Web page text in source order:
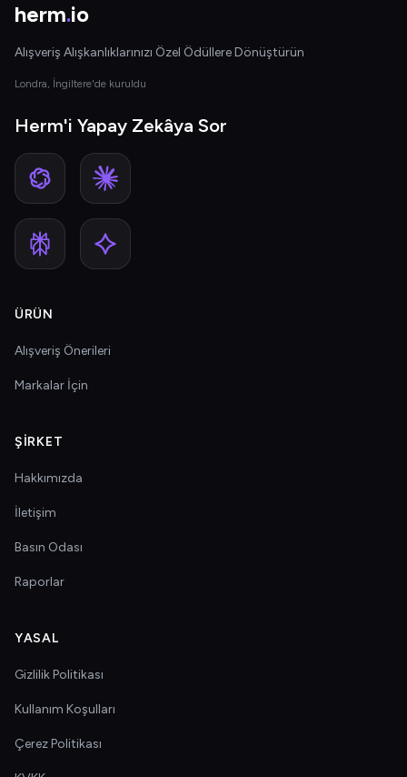
herm.io
Alışveriş Alışkanlıklarınızı Özel Ödüllere Dönüştürün
Londra, İngiltere'de kuruldu
Herm'i Yapay Zekâya Sor
ÜRÜN
Alışveriş Önerileri
Markalar İçin
ŞIRKET
Hakkımızda
İletişim
Basın Odası
Raporlar
YASAL
Gizlilik Politikası
Kullanım Koşulları
Çerez Politikası